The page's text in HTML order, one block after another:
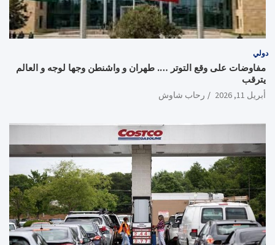
دولي
مفاوضات على وقع التوتر …. طهران و واشنطن وجها لوجه و العالم
يترقب
أبريل 11, 2026 رحاب شاوش